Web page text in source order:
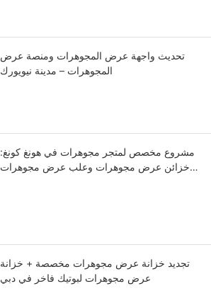
تحديث واجهة عرض المجوهرات ومنصة عرض
المجوهرات – مدينة نيويورك
مشروع مخصص لمتجر مجوهرات في هونغ كونغ:
خزائن عرض مجوهرات وعلب عرض مجوهرات
تجديد خزانة عرض مجوهرات مخصصة + خزانة
عرض مجوهرات لبوتيك فاخر في دبي